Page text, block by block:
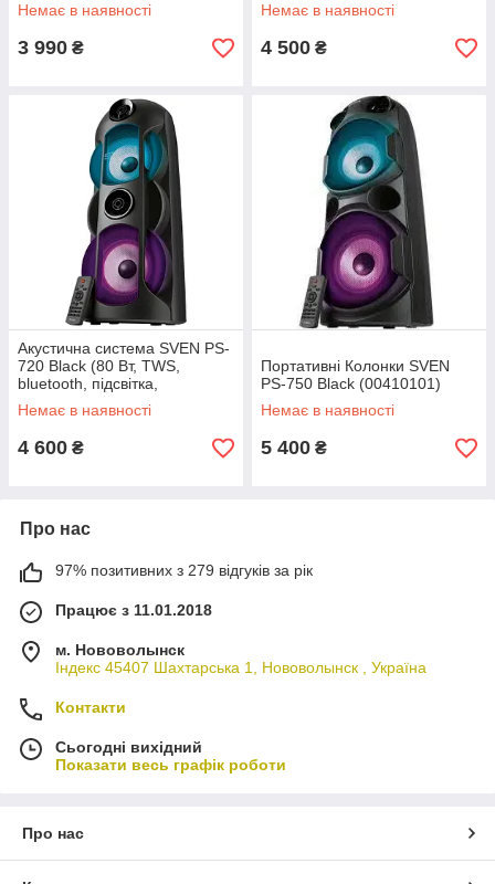
Немає в наявності
3 990 ₴
Немає в наявності
4 500 ₴
Акустична система SVEN PS-
720 Black (80 Вт, TWS,
bluetooth, підсвітка,
караоке,FM)
Немає в наявності
4 600 ₴
Портативні Колонки SVEN
PS-750 Black (00410101)
Немає в наявності
5 400 ₴
Про нас
97% позитивних з 279 відгуків за рік
Працює з 11.01.2018
м. Нововолынск
Індекс 45407 Шахтарська 1, Нововолынск , Україна
Контакти
Сьогодні вихідний
Показати весь графік роботи
Про нас